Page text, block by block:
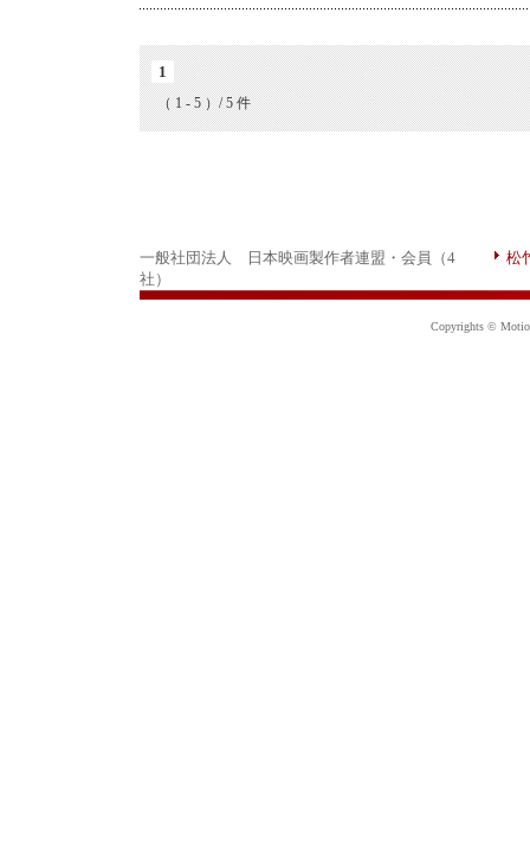
1
（ 1 - 5 ）/ 5 件
一般社団法人 日本映画製作者連盟・会員（4
社）
松
Copyrights ©